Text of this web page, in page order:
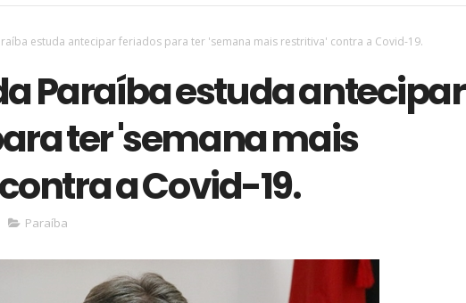
estuda antecipar feriados para ter 'semana mais restritiva' contra a Covid-19.
Paraíba estuda antecipar
ter 'semana mais
a Covid-19.
Paraíba